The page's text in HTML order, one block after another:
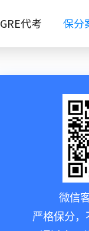
GRE代考 保分
微信
严格保分，